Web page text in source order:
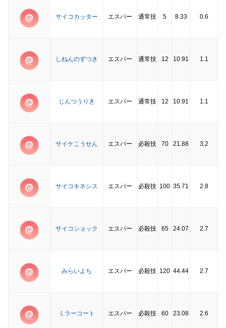
サイコカッター エスパー 通常技 5 8.33 0.6
しねんのずつき エスパー 通常技 12 10.91 1.1
じんつうりき エスパー 通常技 12 10.91 1.1
サイケこうせん エスパー 必殺技 70 21.88 3.2
サイコキネシス エスパー 必殺技 100 35.71 2.8
サイコショック エスパー 必殺技 65 24.07 2.7
みらいよち エスパー 必殺技 120 44.44 2.7
ミラーコート エスパー 必殺技 60 23.08 2.6